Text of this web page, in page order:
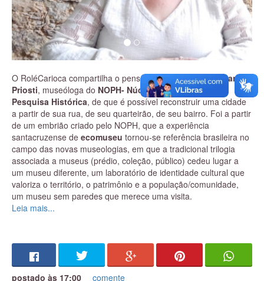
O RoléCarioca compartilha o pensamento deOdalice Miranda
Priosti, museóloga do NOPH- Núcleo de Orientação e
Pesquisa Histórica, de que é possível reconstruir uma cidade
a partir de sua rua, de seu quarteirão, de seu bairro. Foi a partir
de um embrião criado pelo NOPH, que a experiência
santacruzense de ecomuseu tornou-se referência brasileira no
campo das novas museologias, em que a tradicional trilogia
associada a museus (prédio, coleção, público) cedeu lugar a
um museu diferente, um laboratório de identidade cultural que
valoriza o território, o patrimônio e a população/comunidade,
um museu sem paredes que merece uma visita.
Entre as ações realizadas pelo NOPH, estão visitas mediadas
espontâneas e da promoção de artistas locais e estudos e
pesquisas sobre Santa Cruz
Leia mais...
postado às 17:00 comente